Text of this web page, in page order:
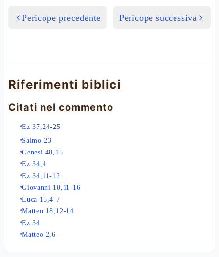
Pericope precedente Pericope successiva
Riferimenti biblici
Citati nel commento
Ez 37,24-25
Salmo 23
Genesi 48,15
Ez 34,4
Ez 34,11-12
Giovanni 10,11-16
Luca 15,4-7
Matteo 18,12-14
Ez 34
Matteo 2,6